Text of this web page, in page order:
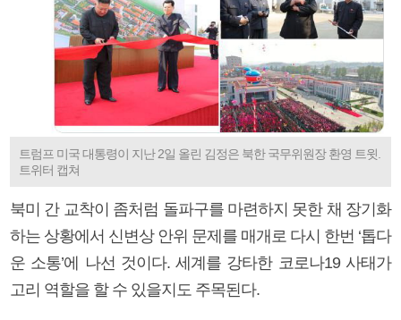
트럼프 미국 대통령이 지난 2일 올린 김정은 북한 국무위원장 환영 트윗.
트위터 캡쳐
북미 간 교착이 좀처럼 돌파구를 마련하지 못한 채 장기화
하는 상황에서 신변상 안위 문제를 매개로 다시 한번 ‘톱다
운 소통’에 나선 것이다. 세계를 강타한 코로나19 사태가
고리 역할을 할 수 있을지도 주목된다.